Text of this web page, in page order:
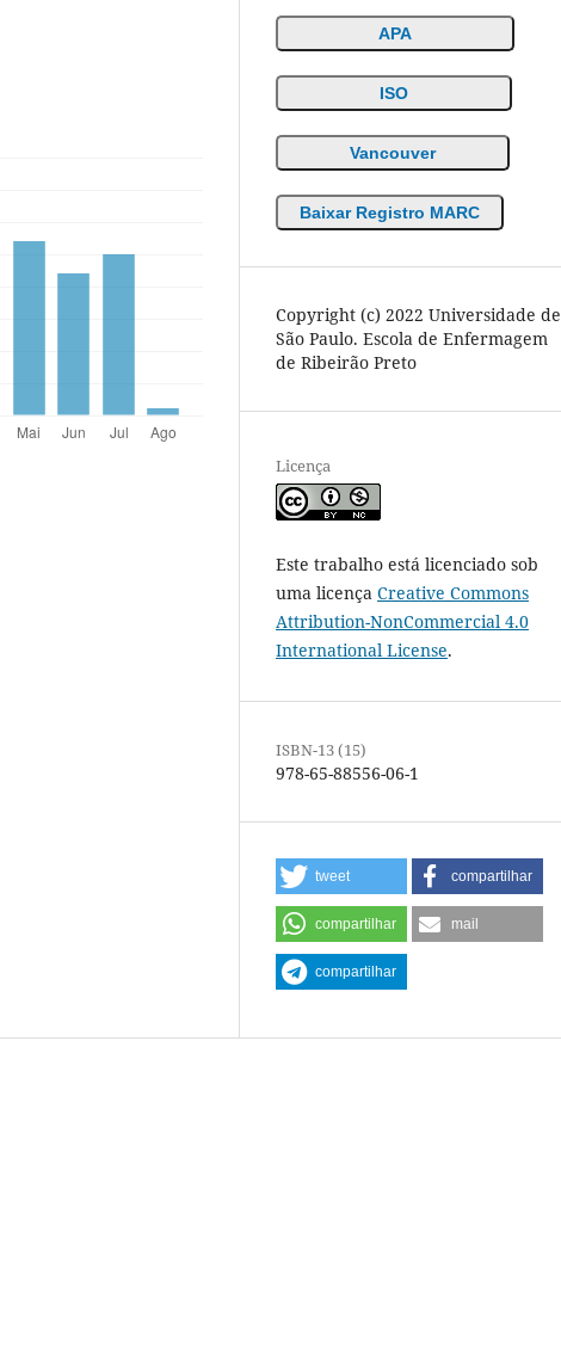
APA
ISO
Vancouver
Baixar Registro MARC
Copyright (c) 2022 Universidade de
São Paulo. Escola de Enfermagem
de Ribeirão Preto
Licença
Este trabalho está licenciado sob
uma licença Creative Commons
Attribution-NonCommercial 4.0
International License.
ISBN-13 (15)
978-65-88556-06-1
tweet compartilhar
compartilhar mail
compartilhar